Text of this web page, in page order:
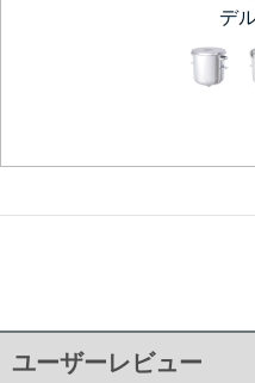
デ
ユーザーレビュー